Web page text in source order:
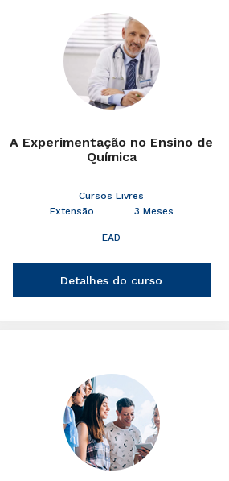
A Experimentação no Ensino de
Química
Cursos Livres
Extensão
3 Meses
EAD
Detalhes do curso